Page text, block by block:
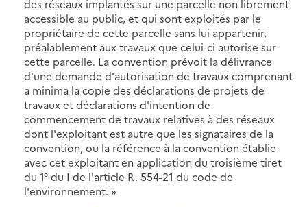
des réseaux implantés sur une parcelle non librement
accessible au public, et qui sont exploités par le
propriétaire de cette parcelle sans lui appartenir,
préalablement aux travaux que celui-ci autorise sur
cette parcelle. La convention prévoit la délivrance
d'une demande d'autorisation de travaux comprenant
a minima la copie des déclarations de projets de
travaux et déclarations d'intention de
commencement de travaux relatives à des réseaux
dont l'exploitant est autre que les signataires de la
convention, ou la référence à la convention établie
avec cet exploitant en application du troisième tiret
du 1° du I de l'article R. 554-21 du code de
l'environnement. »